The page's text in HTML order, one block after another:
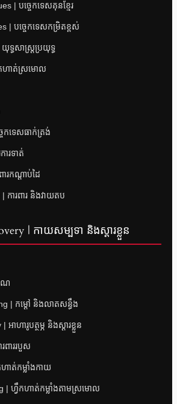
| បច្ចេកទេសគុនខ្មែរ
| បច្ចេកទេសកម្រិតខ្ពស់
ធសាស្ត្រប្រយុទ្ធ
ហាត់ស្រមោល
កទេសធាក់ត្រង់
ារទាត់
រកណ្តាប់ដៃ
ការពារ និងវាយតប
| កាយសម្បទា និងស្តារខ្លួន
ណ
| កម្តៅ និងលាតសន្ធឹង
ាហារូបត្ថម្ភ និងស្តារខ្លួន
ពាររបួស
ាត់កម្លាំងកាយ
| ហ្វឹកហាត់កម្លាំងតាមស្រមោល